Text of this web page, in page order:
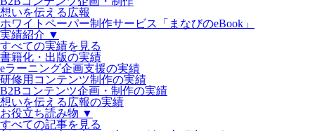
想いを伝える広報
ホワイトペーパー制作サービス「まなびのeBook」
実績紹介 ▼
すべての実績を見る
書籍化・出版の実績
eラーニング企画支援の実績
研修用コンテンツ制作の実績
B2Bコンテンツ企画・制作の実績
想いを伝える広報の実績
お役立ち読み物 ▼
すべての記事を見る